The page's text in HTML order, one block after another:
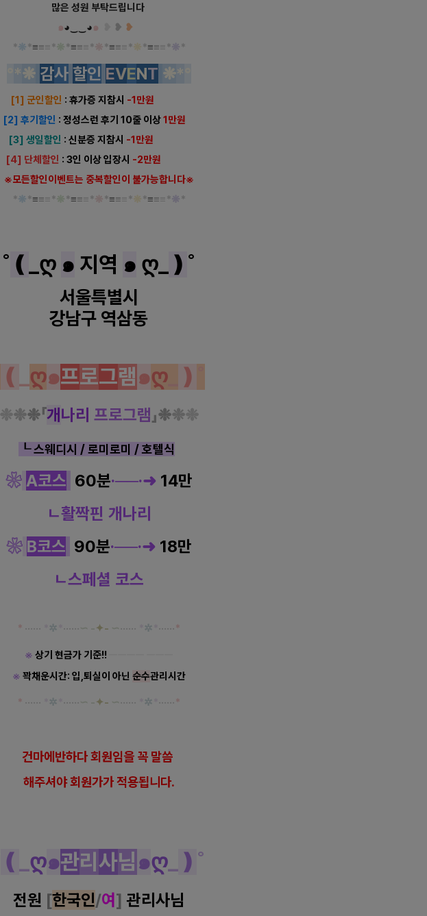
많은 성원 부탁드립니다
๑◕‿‿◕๑ ❥ ❥
*❋ *≡≡≡*❋ *≡≡≡* *≡≡≡*❋ *≡≡≡* *
*❋ 감사 할인 EVENT ❋*
[1] 군인할인 : 휴가증 지참시 -1만원
[2] 후기할인 : 정성스런 후기 10줄 이상1만원
[3] 생일할인 : 신분증 지참시 -1만원
[4] 단체할인 : 3인 이상 입장시 -2만원
※모든할인이벤트는 중복할인이 불가능합니다※
*❋ *≡≡≡*❋ *≡≡≡* *≡≡≡*❋ *≡≡≡* *
˚ ❪_ღ ๑ 지역 ๑ ღ_ ❫ ˚
서울특별시
강남구 역삼동
❪ ღ๑프로그램๑ღ ❫
❉❉❉「개 나리 프로그램 」❉❉❉
┖스웨디시 / 로미로미 / 호텔식
❀ A코스 60분·──·➜ 14만
ㄴ활짝핀 개나리
❀ B코스 90분·──·➜ 18만
ㄴ스페셜 코스
* ······ ✲ ······ ✦- ······ ✲ ······ *
※ 상기 현금가 기준!!
※ 꽉채운시간: 입,퇴실이 아닌 순수관리시간
* ······ ✲ ······ ✦- ······ ✲ ······ *
건마에반하다 회원임을 꼭 말씀
해주셔야 회원가가 적용됩니다.
❪ ღ๑관리 사님๑ღ ❫ ˚
전원 [한국인/여 ] 관리사님